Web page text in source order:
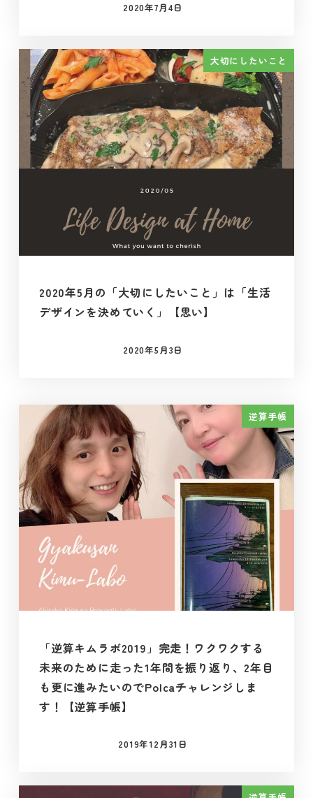
投稿日
2020年7月4日
大切にしたいこと
2020年5月の「大切にしたいこと」は「生活
デザインを決めていく」【思い】
投稿日
2020年5月3日
逆算手帳
「逆算キムラボ2019」完走！ワクワクする
未来のために走った1年間を振り返り、2年目
も更に進みたいのでPolcaチャレンジしま
す！【逆算手帳】
投稿日
2019年12月31日